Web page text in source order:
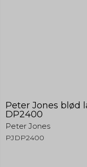
Peter Jones blød
DP2400
Peter Jones
PJDP2400